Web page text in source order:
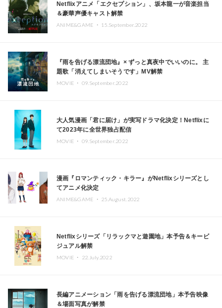
Netflixアニメ「エクセプション」、坂本龍一が音楽担当
＆豪華声優キャスト解禁
ANIME&GAME ・ 15.September.2022
『雨を告げる漂流団地』× ずっと真夜中でいいのに。 主
題歌「消えてしまいそうです」MV解禁
MOVIE ・ 09.September.2022
大人気漫画「君に届け」が実写ドラマ化決定！Netflixに
て2023年に全世界独占配信
MOVIE ・ 09.September.2022
漫画『ロマンティック・キラー』がNetflixシリーズとし
てアニメ化決定
ANIME&GAME ・ 25.August.2022
Netflixシリーズ「リラックマと遊園地」本予告＆キービ
ジュアル解禁
MOVIE ・ 22.July.2022
長編アニメーション「雨を告げる漂流団地」本予告映像
＆場面写真が解禁